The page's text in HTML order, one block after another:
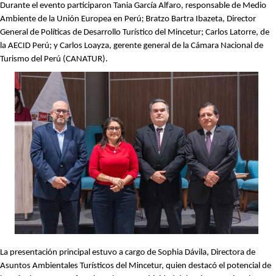
Durante el evento participaron Tania García Alfaro, responsable de Medio
Ambiente de la Unión Europea en Perú; Bratzo Bartra Ibazeta, Director
General de Políticas de Desarrollo Turístico del Mincetur; Carlos Latorre, de
la AECID Perú; y Carlos Loayza, gerente general de la Cámara Nacional de
Turismo del Perú (CANATUR).
La presentación principal estuvo a cargo de Sophia Dávila, Directora de
Asuntos Ambientales Turísticos del Mincetur, quien destacó el potencial de